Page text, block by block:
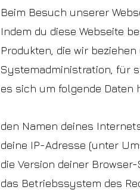
Beim Besuch unserer
Indem du diese Webseite
Produkten, die wir
Systemadministration, für
es sich um folgende Daten
den Namen deines
deine IP-Adresse (unter
die Version deiner
das Betriebssystem des